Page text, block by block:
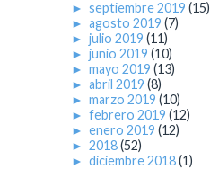
► septiembre 2019 (15)
► agosto 2019 (7)
► julio 2019 (11)
► junio 2019 (10)
► mayo 2019 (13)
► abril 2019 (8)
► marzo 2019 (10)
► febrero 2019 (12)
► enero 2019 (12)
► 2018(52)
► diciembre 2018(1)